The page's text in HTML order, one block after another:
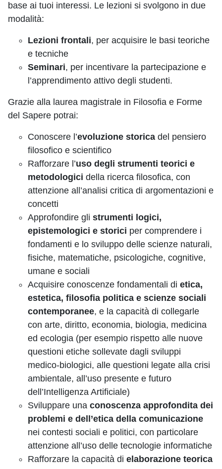
base ai tuoi interessi. Le lezioni si svolgono in due
modalità:
Lezioni frontali, per acquisire le basi teoriche
e tecniche
Seminari, per incentivare la partecipazione e
l’apprendimento attivo degli studenti.
Grazie alla laurea magistrale in Filosofia e Forme
del Sapere potrai:
Conoscere l’evoluzione storica del pensiero
filosofico e scientifico
Rafforzare l’uso degli strumenti teorici e
metodologici della ricerca filosofica, con
attenzione all’analisi critica di argomentazioni e
concetti
Approfondire gli strumenti logici,
epistemologici e storici per comprendere i
fondamenti e lo sviluppo delle scienze naturali,
fisiche, matematiche, psicologiche, cognitive,
umane e sociali
Acquisire conoscenze fondamentali di etica,
estetica, filosofia politica e scienze sociali
contemporanee, e la capacità di collegarle
con arte, diritto, economia, biologia, medicina
ed ecologia (per esempio rispetto alle nuove
questioni etiche sollevate dagli sviluppi
medico-biologici, alle questioni legate alla crisi
ambientale, all’uso presente e futuro
dell’Intelligenza Artificiale)
Sviluppare una conoscenza approfondita dei
problemi e dell’etica della comunicazione
nei contesti sociali e politici, con particolare
attenzione all’uso delle tecnologie informatiche
Rafforzare la capacità di elaborazione teorica